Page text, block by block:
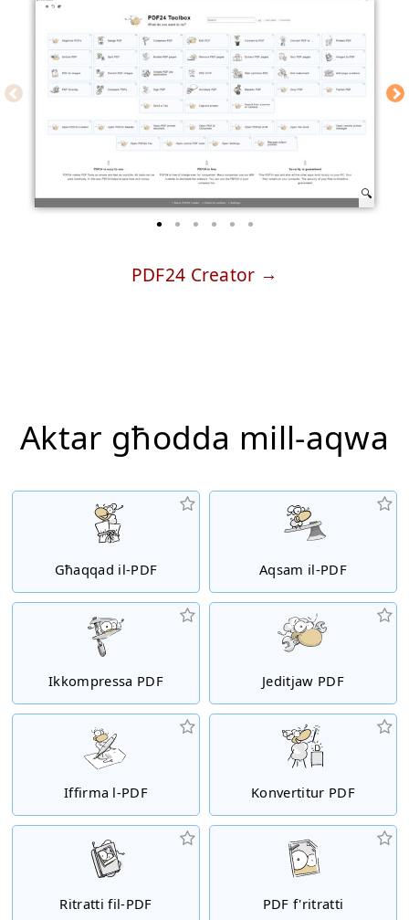
PDF24 Creator
Aktar għodda mill-aqwa
Għaqqad il-PDF Aqsam il-PDF
Ikkompressa PDF Jeditjaw PDF
Iffirma l-PDF Konvertitur PDF
Ritratti fil-PDF PDF f'ritratti